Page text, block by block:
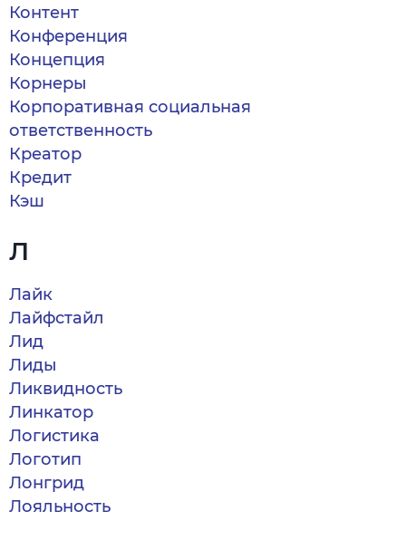
Контент
Конференция
Концепция
Корнеры
Корпоративная социальная
ответственность
Креатор
Кредит
Кэш
Л
Лайк
Лайфстайл
Лид
Лиды
Ликвидность
Линкатор
Логистика
Логотип
Лонгрид
Лояльность